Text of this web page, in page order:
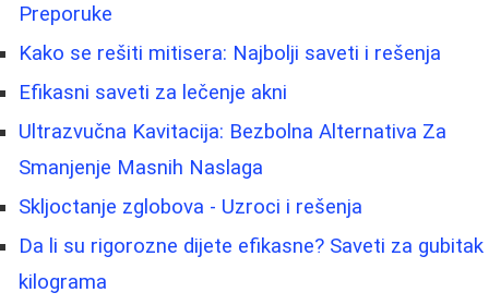
Preporuke
Kako se rešiti mitisera: Najbolji saveti i rešenja
Efikasni saveti za lečenje akni
Ultrazvučna Kavitacija: Bezbolna Alternativa Za
Smanjenje Masnih Naslaga
Skljoctanje zglobova - Uzroci i rešenja
Da li su rigorozne dijete efikasne? Saveti za gubitak
kilograma